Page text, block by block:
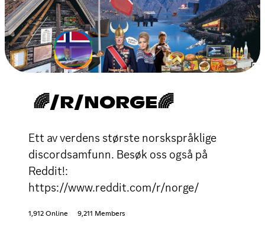
🌈/R/NORGE🌈
Ett av verdens største norskspråklige
discordsamfunn. Besøk oss også på
Reddit!:
https://www.reddit.com/r/norge/
1,912 Online 9,211 Members